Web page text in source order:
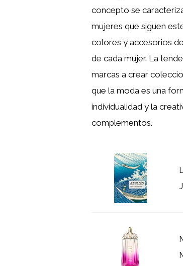
concepto se
mujeres que siguen
colores y accesorios
de cada mujer. La
marcas a crear
que la moda es una
individualidad y la
complementos.